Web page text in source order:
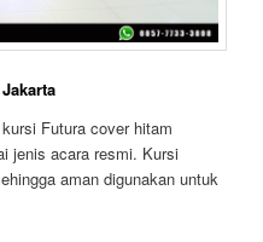
Futura cover hitam
jenis acara resmi. Kursi
aman digunakan untuk